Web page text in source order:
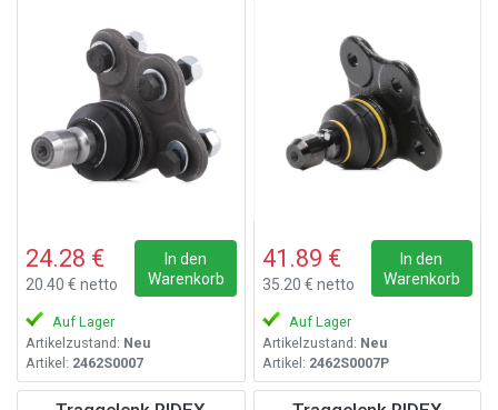
24.28 €
20.40 € netto
In den
Warenkorb
Auf Lager
Artikelzustand: Neu
Artikel: 2462S0007
41.89 €
35.20 € netto
In den
Warenkorb
Auf Lager
Artikelzustand: Neu
Artikel: 2462S0007P